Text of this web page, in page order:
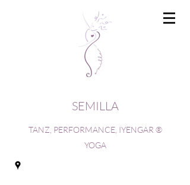
SEMILLA
TANZ, PERFORMANCE, IYENGAR ®
YOGA